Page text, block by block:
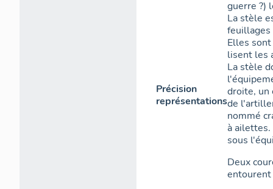
Précision
représentations
guerre ?)
La stèle
feuillages
Elles
lisent les
La stèle
droite, un
de
nommé
à
sous
Deux